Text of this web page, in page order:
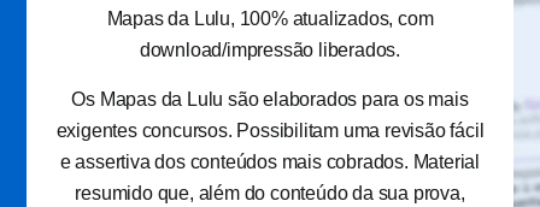
Mapas da Lulu, 100% atualizados, com
download/impressão liberados.
Os Mapas da Lulu são elaborados para os mais
exigentes concursos. Possibilitam uma revisão fácil
e assertiva dos conteúdos mais cobrados. Material
resumido que, além do conteúdo da sua prova,